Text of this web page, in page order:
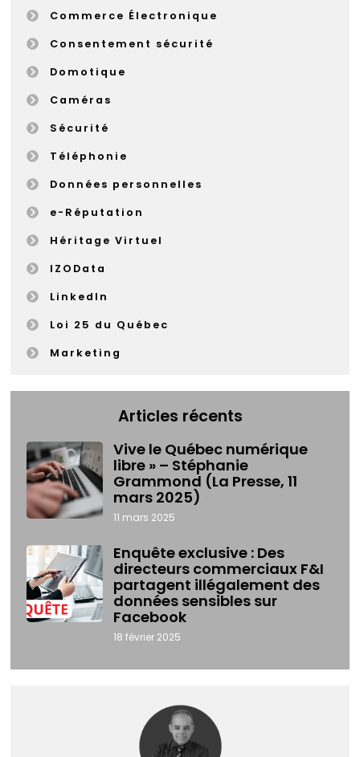
Commerce Électronique
Consentement sécurité
Domotique
Caméras
Sécurité
Téléphonie
Données personnelles
e-Réputation
Héritage Virtuel
IZOData
LinkedIn
Loi 25 du Québec
Marketing
Articles récents
Vive le Québec numérique
libre » – Stéphanie
Grammond (La Presse, 11
mars 2025)
11 mars 2025
Enquête exclusive : Des
directeurs commerciaux F&I
partagent illégalement des
données sensibles sur
Facebook
18 février 2025